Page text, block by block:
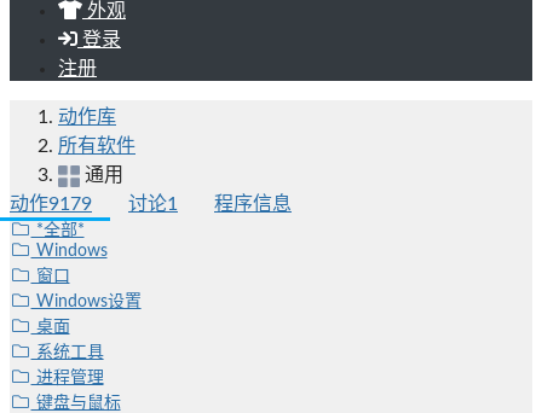
外观
登录
注册
动作库
所有软件
通用
动作9179 讨论1 程序信息
*全部*
Windows
窗口
Windows设置
桌面
系统工具
进程管理
键盘与鼠标